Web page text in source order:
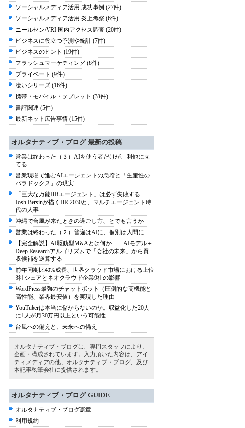
ソーシャルメディア活用 成功事例 (27件)
ソーシャルメディア活用 炎上考察 (6件)
ニールセン/VRI 国内アクセス調査 (20件)
ビジネスに役立つ予測や統計 (7件)
ビジネスのヒント (19件)
フラッシュマーケティング (8件)
プライベート (9件)
凄いシリーズ (16件)
携帯・モバイル・タブレット (33件)
書評関連 (5件)
最新ネット広告事情 (15件)
オルタナティブ・ブログ 最新の投稿
営業は終わった（３）AIを使う者だけが、利他に立
てる
営業現場で進むAIエージェントの急増と「生産性の
パラドックス」の現実
「巨大な万能HRエージェント」は必ず失敗する----
Josh Bersinが描くHR 2030と、マルチエージェント時
代の人事
沖縄で台風が来たときの過ごし方、とでも言うか
営業は終わった（２）普遍はAIに、個別は人間に
【完全解説】AI駆動型M&Aとは何か――AIモデル＋
Deep Researchアルゴリズムで「会社の未来」から買
収候補を逆算する
前年同期比43%成長、世界クラウド市場における上位
3社シェアとネオクラウド企業9社の影響
WordPress最強のチャットボット（圧倒的な高機能と
高性能、業界最安値）を実現した理由
YouTuberは本当に儲からないのか。収益化した20人
に1人が月30万円以上という可能性
台風への備えと、未来への備え
オルタナティブ・ブログは、専門スタッフにより、
企画・構成されています。入力頂いた内容は、アイ
ティメディアの他、オルタナティブ・ブログ、及び
本記事執筆会社に提供されます。
オルタナティブ・ブログ GUIDE
オルタナティブ・ブログ憲章
利用規約